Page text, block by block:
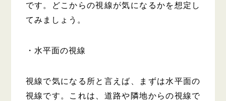
です。どこからの視線が気になるかを想定し
てみましょう。
・水平面の視線
視線で気になる所と言えば、まずは水平面の
視線です。これは、道路や隣地からの視線で